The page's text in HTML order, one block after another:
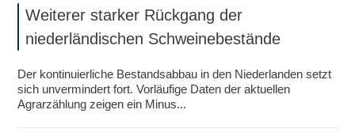
Weiterer starker Rückgang der
niederländischen Schweinebestände
Der kontinuierliche Bestandsabbau in den Niederlanden setzt
sich unvermindert fort. Vorläufige Daten der aktuellen
Agrarzählung zeigen ein Minus...